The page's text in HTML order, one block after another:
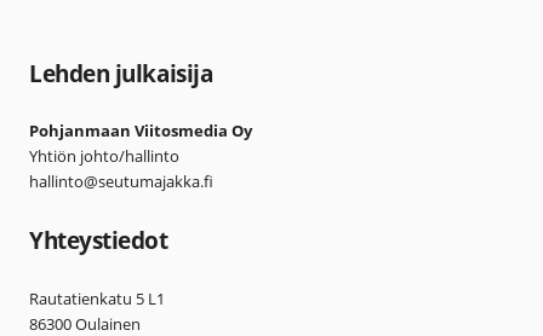
Lehden julkaisija
Pohjanmaan Viitosmedia Oy
Yhtiön johto/hallinto
hallinto@seutumajakka.fi
Yhteystiedot
Rautatienkatu 5 L1
86300 Oulainen